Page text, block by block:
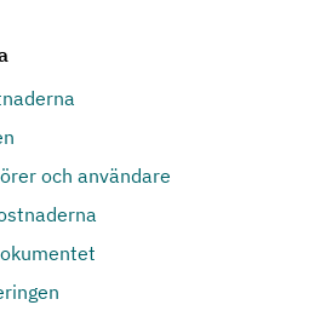
och användare